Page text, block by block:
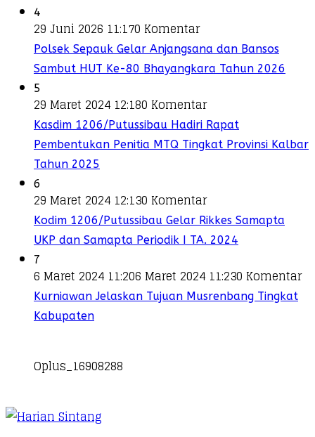
4
29 Juni 2026 11:170 Komentar
Polsek Sepauk Gelar Anjangsana dan Bansos
Sambut HUT Ke-80 Bhayangkara Tahun 2026
5
29 Maret 2024 12:180 Komentar
Kasdim 1206/Putussibau Hadiri Rapat
Pembentukan Penitia MTQ Tingkat Provinsi Kalbar
Tahun 2025
6
29 Maret 2024 12:130 Komentar
Kodim 1206/Putussibau Gelar Rikkes Samapta
UKP dan Samapta Periodik I TA. 2024
7
6 Maret 2024 11:206 Maret 2024 11:230 Komentar
Kurniawan Jelaskan Tujuan Musrenbang Tingkat
Kabupaten
Oplus_16908288